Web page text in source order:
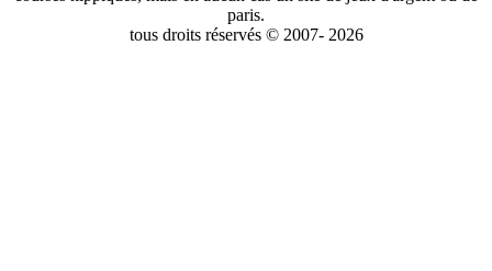
paris.
tous droits réservés © 2007- 2026